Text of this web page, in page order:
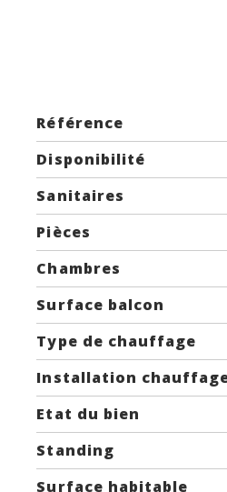
Référence
Disponibilité
Sanitaires
Pièces
Chambres
Surface balcon
Type de chauffage
Installation
Etat du bien
Standing
Surface habitable